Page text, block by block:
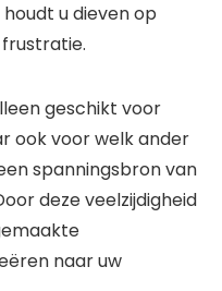
u dieven op
geschikt voor
ook voor welk ander
spanningsbron van
deze veelzijdigheid
naar uw